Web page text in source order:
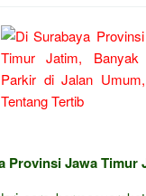
Provinsi Jawa Timur